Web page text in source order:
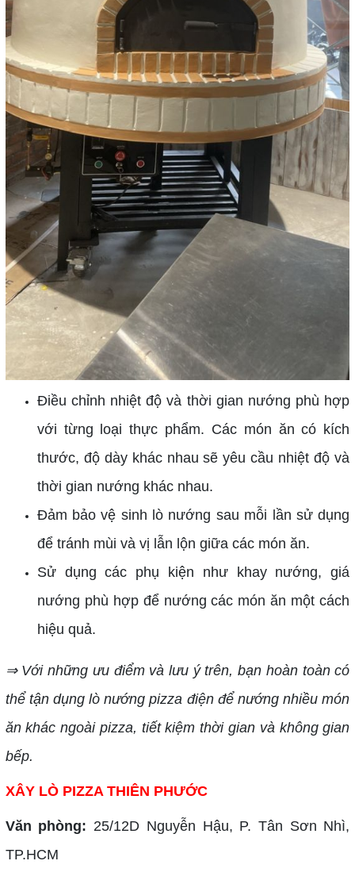
Điều chỉnh nhiệt độ và thời gian nướng phù hợp
với từng loại thực phẩm. Các món ăn có kích
thước, độ dày khác nhau sẽ yêu cầu nhiệt độ và
thời gian nướng khác nhau.
Đảm bảo vệ sinh lò nướng sau mỗi lần sử dụng
để tránh mùi và vị lẫn lộn giữa các món ăn.
Sử dụng các phụ kiện như khay nướng, giá
nướng phù hợp để nướng các món ăn một cách
hiệu quả.
⇒ Với những ưu điểm và lưu ý trên, bạn hoàn toàn có
thể tận dụng lò nướng pizza điện để nướng nhiều món
ăn khác ngoài pizza, tiết kiệm thời gian và không gian
bếp.
XÂY LÒ PIZZA THIÊN PHƯỚC
Văn phòng: 25/12D Nguyễn Hậu, P. Tân Sơn Nhì,
TP.HCM